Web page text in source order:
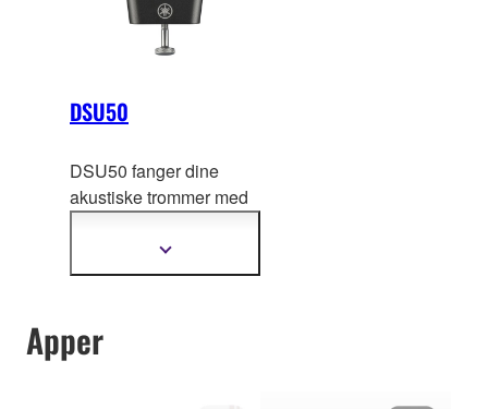
DSU50
DSU50 fanger dine
akustiske trommer med
klarhet, og låser opp
rikere uttrykk for hver
Vis
Apper